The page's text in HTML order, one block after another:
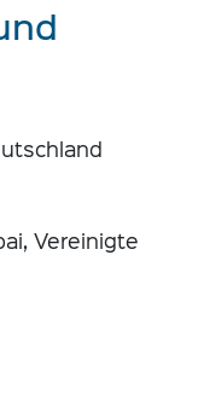
Vereinigte